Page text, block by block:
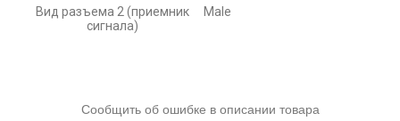
Вид разъема 2 (приемник
сигнала)
Male
Сообщить об ошибке в описании товара